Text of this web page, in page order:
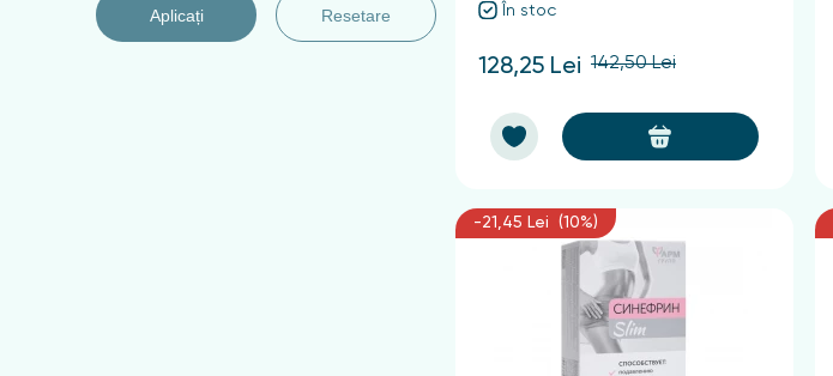
Aplicați Resetare În stoc
128,25 Lei 142,50 Lei
-21,45 Lei (10%)